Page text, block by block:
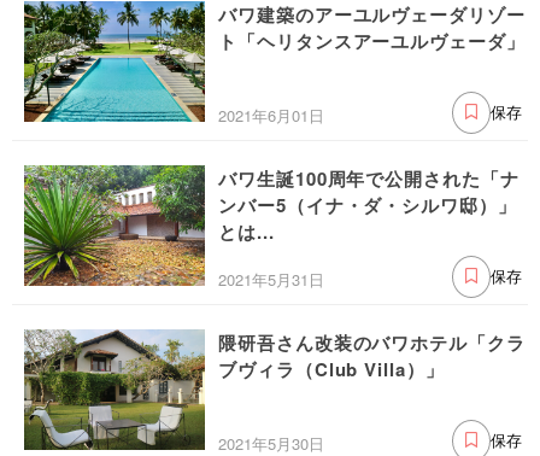
バワ建築のアーユルヴェーダリゾー
ト「ヘリタンスアーユルヴェーダ」
2021年6月01日 保存
バワ生誕100周年で公開された「ナ
ンバー5（イナ・ダ・シルワ邸）」
とは...
2021年5月31日 保存
隈研吾さん改装のバワホテル「クラ
ブヴィラ（Club Villa）」
2021年5月30日 保存